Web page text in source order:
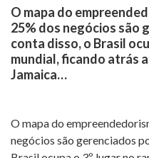
O mapa do
25% dos negócios são
conta disso, o Brasil
mundial, ficando atrás
Jamaica…
O mapa do
negócios são gerenciados